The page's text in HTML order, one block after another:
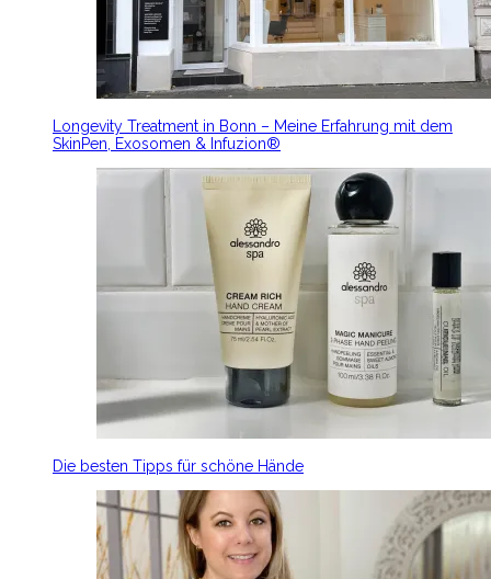
Longevity Treatment in Bonn – Meine Erfahrung mit dem
SkinPen, Exosomen & Infuzion®
Die besten Tipps für schöne Hände